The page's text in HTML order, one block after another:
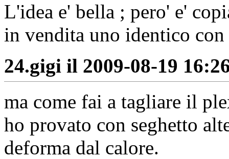
L'idea e' bella ; pero' e'
in vendita uno identico
24.gigi il 2009-08-19
ma come fai a tagliare il
ho provato con seghetto
deforma dal calore.